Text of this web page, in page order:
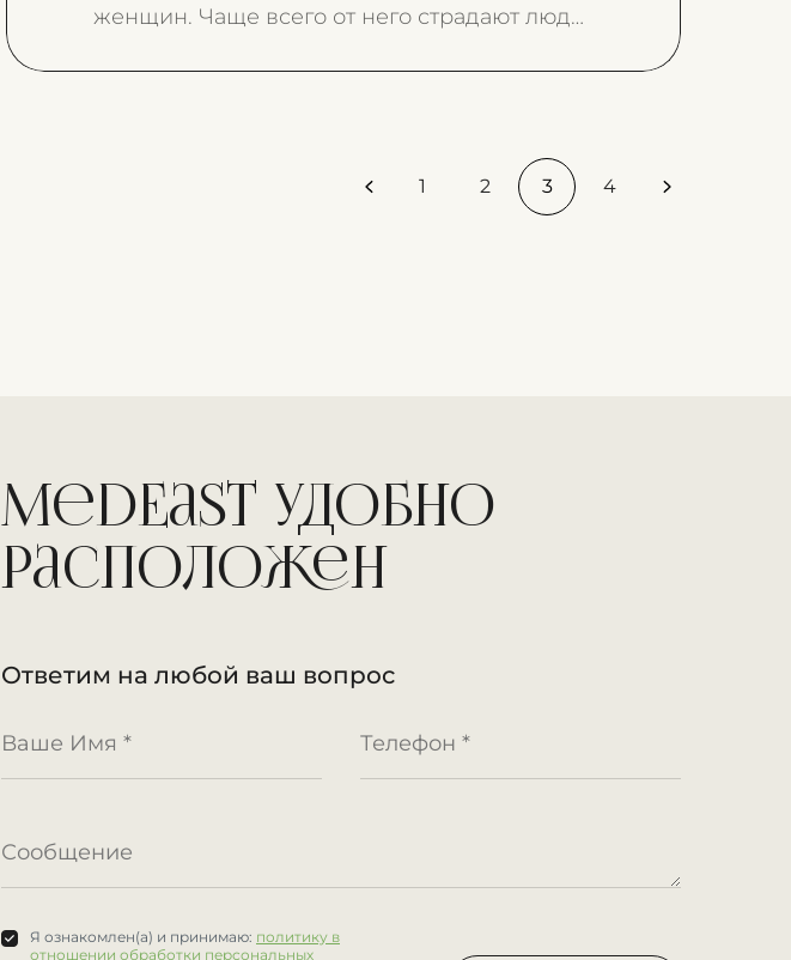
женщин. Чаще всего от него страдают люди
1 2 3 4
MedEast удобно
расположен
Ответим на любой ваш вопрос
Я ознакомлен(а) и принимаю: политику в
отношении обработки персональных